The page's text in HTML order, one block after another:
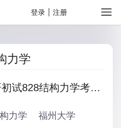
注册
登录
力学
试828结构力学考试
力学 福州大学